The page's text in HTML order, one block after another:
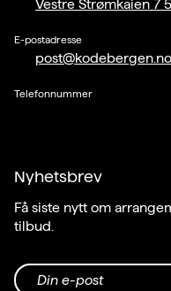
Vestre Strømkaien 7
E-postadresse
post@kodebergen.no
Telefonnummer
Nyhetsbrev
Få siste nytt om
tilbud.
Din e-post